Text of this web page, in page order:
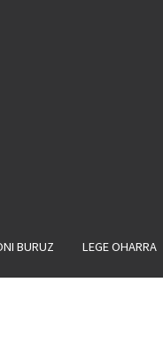
BURUZ LEGE OHARRA